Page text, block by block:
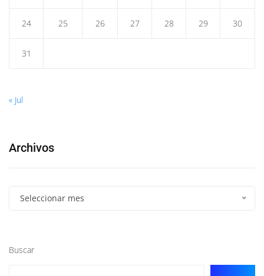
24 25 26 27 28 29 30
31
« Jul
Archivos
Seleccionar mes
Buscar